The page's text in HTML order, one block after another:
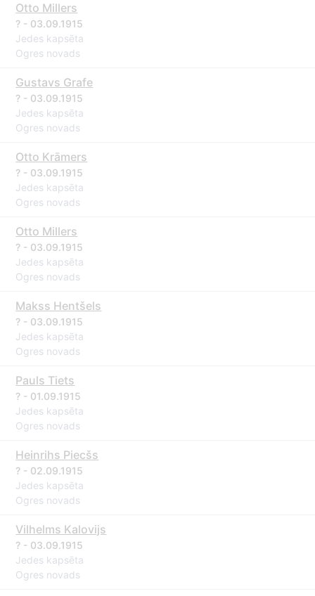
Otto Millers
? - 03.09.1915
Jedes kapsēta
Ogres novads
Gustavs Grafe
? - 03.09.1915
Jedes kapsēta
Ogres novads
Otto Krāmers
? - 03.09.1915
Jedes kapsēta
Ogres novads
Otto Millers
? - 03.09.1915
Jedes kapsēta
Ogres novads
Makss Hentšels
? - 03.09.1915
Jedes kapsēta
Ogres novads
Pauls Tiets
? - 01.09.1915
Jedes kapsēta
Ogres novads
Heinrihs Piecšs
? - 02.09.1915
Jedes kapsēta
Ogres novads
Vilhelms Kalovijs
? - 03.09.1915
Jedes kapsēta
Ogres novads